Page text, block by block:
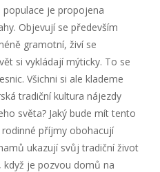
je propojena
Objevují se především
gramotní, živí se
si vykládají mýticky. To se
Všichni si ale klademe
tradiční kultura nájezdy
světa? Jaký bude mít tento
příjmy obohacují
ukazují svůj tradiční život
je pozvou domů na